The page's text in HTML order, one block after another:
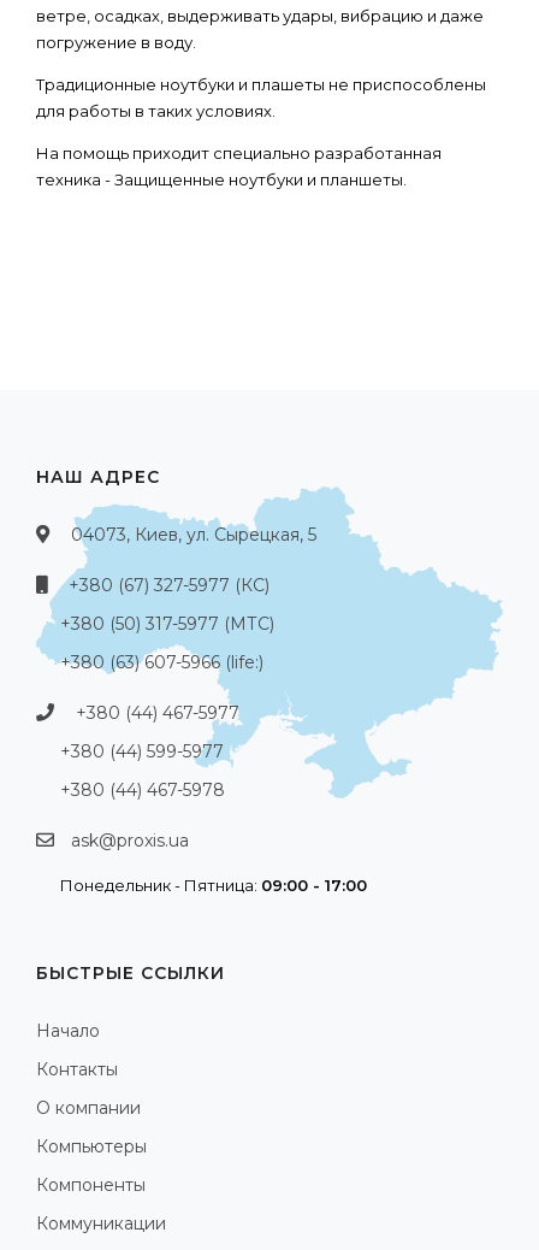
ветре, осадках, выдерживать удары, вибрацию и даже
погружение в воду.
Традиционные ноутбуки и плашеты не приспособлены
для работы в таких условиях.
На помощь приходит специально разработанная
техника - Защищенные ноутбуки и планшеты.
НАШ АДРЕС
04073, Киев, ул. Сырецкая, 5
+380 (67) 327-5977 (КС)
+380 (50) 317-5977 (МТС)
+380 (63) 607-5966 (life:)
+380 (44) 467-5977
+380 (44) 599-5977
+380 (44) 467-5978
ask@proxis.ua
Понедельник - Пятница: 09:00 - 17:00
БЫСТРЫЕ ССЫЛКИ
Начало
Контакты
О компании
Компьютеры
Компоненты
Коммуникации